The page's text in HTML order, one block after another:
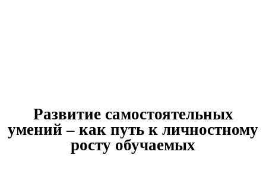
Развитие самостоятельных
умений – как путь к личностному
росту обучаемых